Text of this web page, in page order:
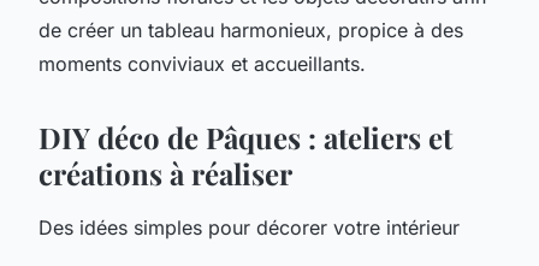
de créer un tableau harmonieux, propice à des
moments conviviaux et accueillants.
DIY déco de Pâques : ateliers et
créations à réaliser
Des idées simples pour décorer votre intérieur